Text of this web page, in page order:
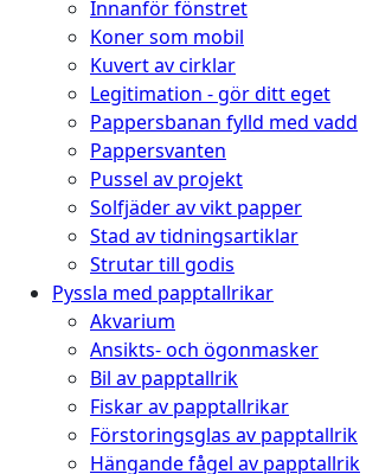
Innanför fönstret
Koner som mobil
Kuvert av cirklar
Legitimation - gör ditt eget
Pappersbanan fylld med vadd
Pappersvanten
Pussel av projekt
Solfjäder av vikt papper
Stad av tidningsartiklar
Strutar till godis
Pyssla med papptallrikar
Akvarium
Ansikts- och ögonmasker
Bil av papptallrik
Fiskar av papptallrikar
Förstoringsglas av papptallrik
Hängande fågel av papptallrik